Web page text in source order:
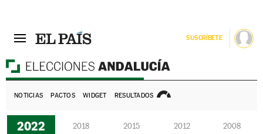
SUSCRÍBETE
NOTICIAS PACTOS WIDGET RESULTADOS
2022 2018 2015 2012 2008